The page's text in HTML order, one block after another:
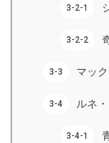
マッ
ルネ